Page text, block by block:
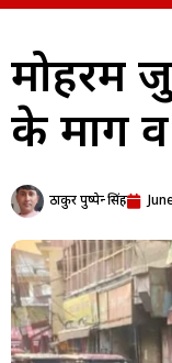
मोहर्रम
के मार्ग
ठाकुर पुष्पेन्द्र सिंह